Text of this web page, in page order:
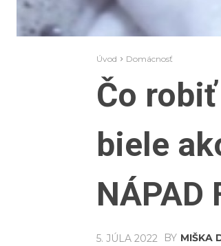
Úvod Domácnosť
Čo
biele
NÁPAD
5. JÚLA 2022 BY MIŠKA